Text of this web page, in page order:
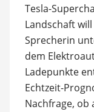
Tesla-
Landschaft
Sprecherin
dem
Ladepunkte
Echtzeit-
Nachfrage, ob